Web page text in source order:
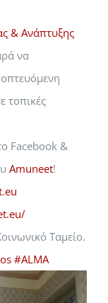
& Ανάπτυξης
να
τοπικές
Facebook &
Amuneet!
Ταμείο.
#ALMA